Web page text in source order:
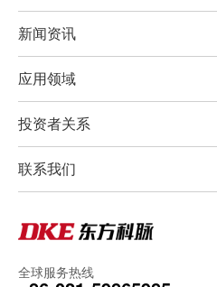
新闻资讯
应用领域
投资者关系
联系我们
全球服务热线